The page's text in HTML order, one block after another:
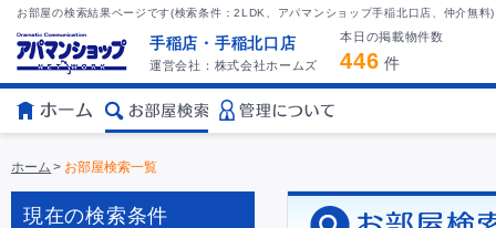
お部屋の検索結果ページです(検索条件：2LDK、アパマンショップ手稲北口店、仲介無料
手稲店・手稲北口店
運営会社：株式会社ホームズ
本日の掲載物件数
446 件
ホーム > お部屋検索一覧
現在の検索条件